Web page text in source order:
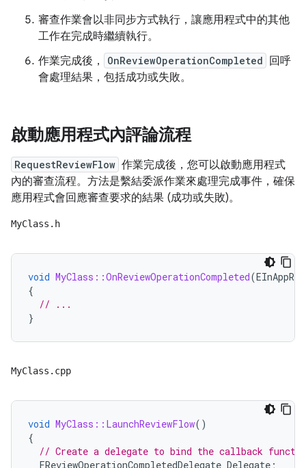
審查作業會以非同步方式執行，讓應用程式中的其他
工作在完成時繼續執行。
作業完成後，
OnReviewOperationCompleted
回呼
會處理結果，包括成功或失敗。
啟動應用程式內評論流程
RequestReviewFlow 作業完成後，您可以啟動應用程式
內的審查流程。方法是繫結委派作業來處理完成事件，確保
應用程式會回應審查要求的結果 (成功或失敗)。
MyClass.h
void MyClass::OnReviewOperationCompleted(
{
// ...
}
MyClass.cpp
void MyClass::LaunchReviewFlow()
{
// Create a delegate to bind the callback
FReviewOperationCompletedDelegate Delegate ;